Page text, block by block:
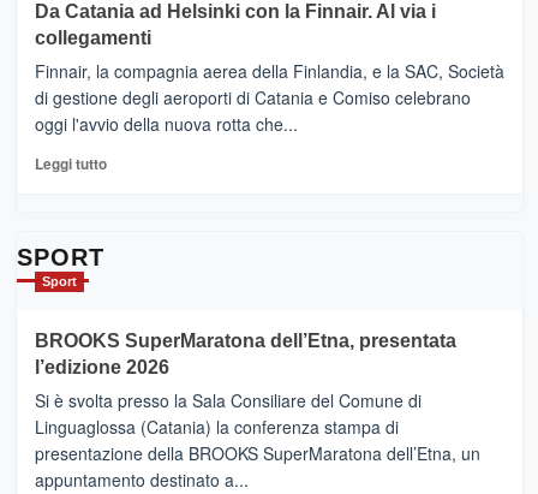
tappe
dell’enoturismo
RANDAZZO
–
Ci
siamo
quasi….
pronti
per
Da Catania ad Helsinki con la Finnair. Al via i
collegamenti
Finnair, la compagnia aerea della Finlandia, e la SAC, Società
di gestione degli aeroporti di Catania e Comiso celebrano
oggi l'avvio della nuova rotta che...
Leggi tuttoLeggi
con
la
Al
via
i
collegamenti
SPORT
Sport
BROOKS SuperMaratona dell’Etna, presentata
l’edizione 2026
Si è svolta presso la Sala Consiliare del Comune di
Linguaglossa (Catania) la conferenza stampa di
presentazione della BROOKS SuperMaratona dell’Etna, un
appuntamento destinato a...